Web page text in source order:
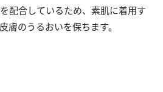
配合しているため、素肌に着用す
膚のうるおいを保ちます。